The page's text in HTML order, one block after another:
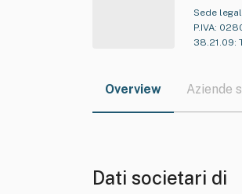
Sede
P.IVA:
38.21.09:
Overview Aziende
Dati societari di